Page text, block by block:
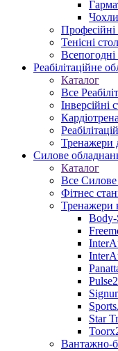
Чохли
Професійні
Тенісні
Всепогодні
Реабілітаційне
Каталог
Все
Інверсійні
Тренажери
Силове
Каталог
Все
Фітнес
Тренажери
Pulse2
Star
Toorx
Вантажно-